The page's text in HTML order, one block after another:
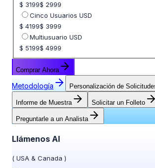
$ 3199$ 2999
Cinco Usuarios USD
$ 4199$ 3999
Multiusuario USD
$ 5199$ 4999
Comprar Ahora
Metodología Personalización de
Informe de Muestra Solicitar un Folleto
Preguntarle a un Analista
Llámenos Al
( USA & Canada )